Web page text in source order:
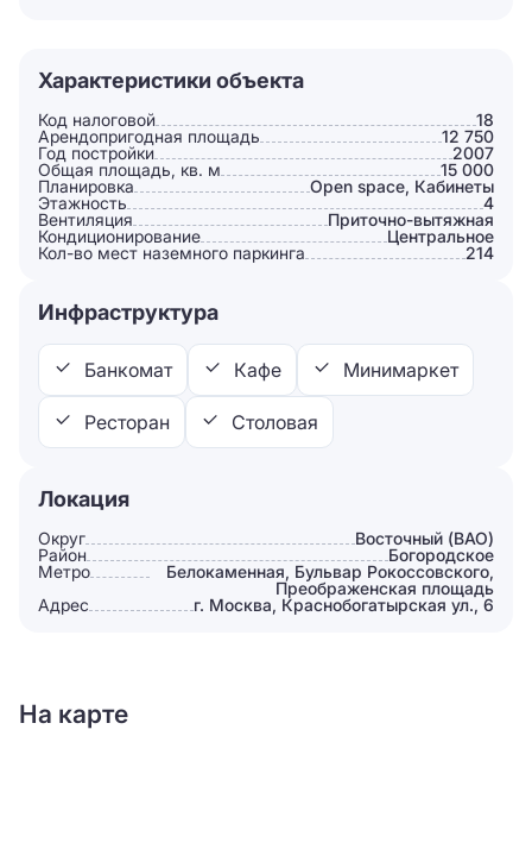
Характеристики объекта
Код налоговой
18
Арендопригодная площадь
12 750
Год постройки
2007
Общая площадь, кв. м
15 000
Планировка
Open space, Кабинеты
Этажность
4
Вентиляция
Приточно-вытяжная
Кондиционирование
Центральное
Кол-во мест наземного паркинга
214
Инфраструктура
Банкомат Кафе Минимаркет
Ресторан Столовая
Локация
Округ
Восточный (ВАО)
Район
Богородское
Метро
Белокаменная, Бульвар Рокоссовского,
Преображенская площадь
Адрес
г. Москва, Краснобогатырская ул., 6
На карте